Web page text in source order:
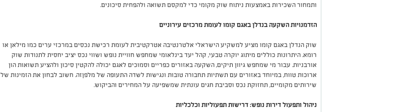
ותמחור השכירות באמצעות ניתוח שוק מקומי כדי למקסם תשואה ולהפחית סיכונים.
הזדמנויות השקעה בנדלן באגם קומו לעומת מרכזים עירוניים
שוק הנדלן באגם קומו מציע למשקיע הישראלי אלטרנטיבה אטרקטיבית לעומת רכישת נכסים במרכזי ערים כמו מילאן או
רומא. היתרונות כוללים מיתוג יוקרה טבעי, קהל יעד בינלאומי שמחפש חוויית נופש ושווי נכס יציב יחסית לתנודות שוק
אורבניות. עבור מי שמחפש גיוון תיקים, השקעה באזורים כפריים וסמוכים לאגם יכולה להקטין סיכון ולהציע תשואות הון
ארוכות טווח, במיוחד באזורים עם תשתיות תחבורה טובות ונגישות לשדה התעופה של מלפןזה. חשוב לבחון את הזמינות של
שירותים מקומיים, תחזוקת נכס וסביבת חגים עונתית שמשפיעה על המחירים והביקוש.
ניהול ותפעול דירות נופש: דרישות תפעוליות וכלכליות